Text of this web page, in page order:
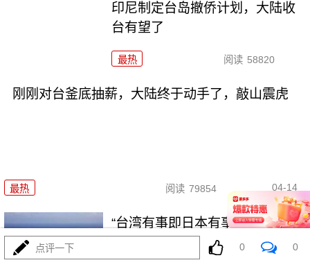
印尼制定台岛撤侨计划，​大陆收
台有望了
最热 阅读 58820
刚刚对台釜底抽薪，大陆终于动手了，敲山震虎
最热 阅读 79854 04-14
“台湾有事即日本有事”，刚刚还真
点评一下 0 0